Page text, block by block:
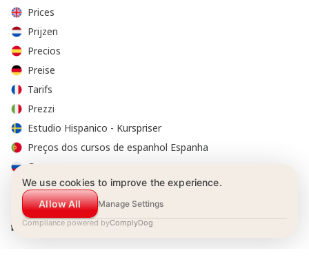
Prices
Prijzen
Precios
Preise
Tarifs
Prezzi
Estudio Hispanico - Kurspriser
Preços dos cursos de espanhol Espanha
Стоимость курсов
We use cookies to improve the experience.
Allow All
Manage Settings
Compliance powered byComplyDog